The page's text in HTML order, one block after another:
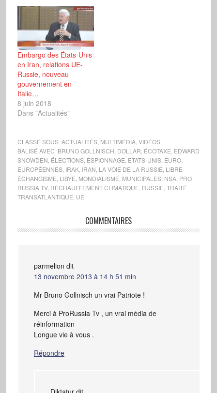
Embargo des États-Unis
en Iran, relations UE-
Russie, nouveau
gouvernement en
Italie…
8 juin 2018
Dans "Actualités"
CLASSÉ SOUS :ACTUALITÉS, MULTIMÉDIA, VIDÉOS
BALISÉ AVEC :BRUNO GOLLNISCH DOLLAR ÉCOTAXE EDWARD
SNOWDEN ÉLECTIONS, ESPIONNAGE ETATS-UNIS, EURO,
EUROPÉENNES, IRAK, IRAN LA VOIE DE LA RUSSIE LIBRE-
ÉCHANGISME LIBYE MONDIALISME MUNICIPALES, NSA, PRO
RUSSIA TV, RÉCHAUFFEMENT CLIMATIQUE RUSSIE TRAITÉ
TRANSATLANTIQUE UE
COMMENTAIRES
parmelion dit
13 novembre 2013 à 14 h 51 min
Mr Bruno Gollnisch un vrai Patriote !
Merci à ProRussia Tv , un vrai média de
réinformation
Longue vie à vous .
Répondre